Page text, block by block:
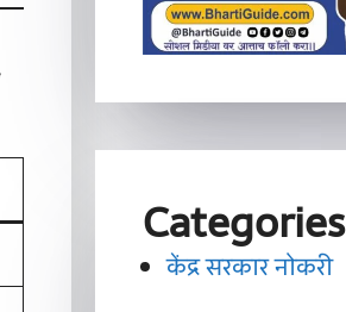
Categories
केंद्र सरकार नोकरी